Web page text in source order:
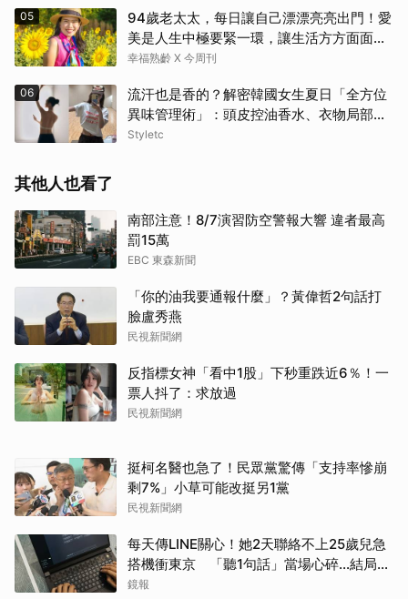
05
94歲老太太，每日讓自己漂漂亮亮出門！愛
美是人生中極要緊一環，讓生活方方面面，
更加豐富有樂趣
幸福熟齡 X 今周刊
06
流汗也是香的？解密韓國女生夏日「全方位
異味管理術」：頭皮控油香水、衣物局部消
臭，打造自帶母胎偽體香
Styletc
其他人也看了
南部注意！8/7演習防空警報大響 違者最高
罰15萬
EBC 東森新聞
「你的油我要通報什麼」？黃偉哲2句話打
臉盧秀燕
民視新聞網
反指標女神「看中1股」下秒重跌近6％！一
票人抖了：求放過
民視新聞網
挺柯名醫也急了！民眾黨驚傳「支持率慘崩
剩7%」小草可能改挺另1黨
民視新聞網
每天傳LINE關心！她2天聯絡不上25歲兒急
搭機衝東京 「聽1句話」當場心碎...結局看
哭網
鏡報